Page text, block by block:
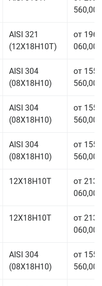
560,00
AISI 321
(12Х18Н10Т)
от 196
060,00
AISI 304
(08Х18Н10)
от 155
560,00
AISI 304
(08Х18Н10)
от 155
560,00
AISI 304
(08Х18Н10)
от 155
560,00
12Х18Н10Т
от 213
060,00
12Х18Н10Т
от 213
060,00
AISI 304
(08Х18Н10)
от 155
560,00